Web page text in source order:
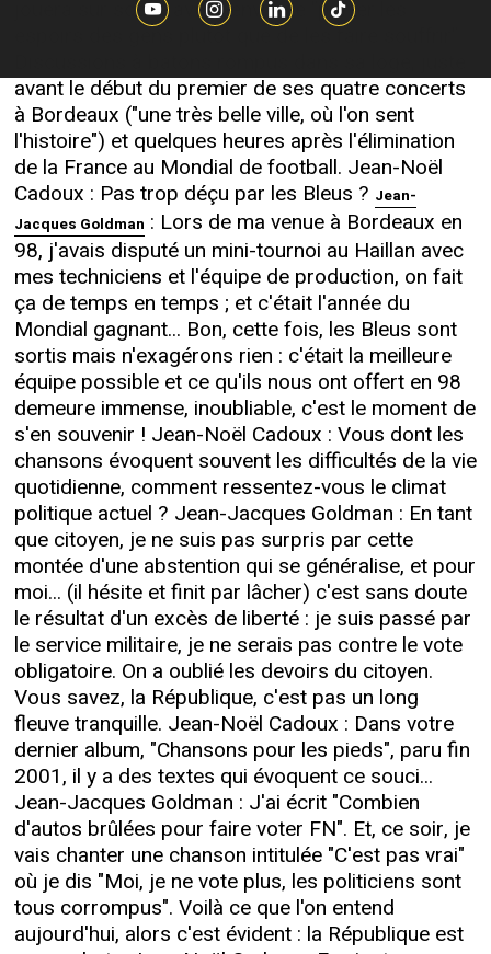
jouera sur scène avec l'envie de "porter les
espoirs des gens plutôt que de les faire souffrir".
avant le début du premier de ses quatre concerts
à Bordeaux ("une très belle ville, où l'on sent
l'histoire") et quelques heures après l'élimination
de la France au Mondial de football. Jean-Noël
Cadoux : Pas trop déçu par les Bleus ? Jean-
Jacques Goldman : Lors de ma venue à Bordeaux en
98, j'avais disputé un mini-tournoi au Haillan avec
mes techniciens et l'équipe de production, on fait
ça de temps en temps ; et c'était l'année du
Mondial gagnant... Bon, cette fois, les Bleus sont
sortis mais n'exagérons rien : c'était la meilleure
équipe possible et ce qu'ils nous ont offert en 98
demeure immense, inoubliable, c'est le moment de
s'en souvenir ! Jean-Noël Cadoux : Vous dont les
chansons évoquent souvent les difficultés de la vie
quotidienne, comment ressentez-vous le climat
politique actuel ? Jean-Jacques Goldman : En tant
que citoyen, je ne suis pas surpris par cette
montée d'une abstention qui se généralise, et pour
moi... (il hésite et finit par lâcher) c'est sans doute
le résultat d'un excès de liberté : je suis passé par
le service militaire, je ne serais pas contre le vote
obligatoire. On a oublié les devoirs du citoyen.
Vous savez, la République, c'est pas un long
fleuve tranquille. Jean-Noël Cadoux : Dans votre
dernier album, "Chansons pour les pieds", paru fin
2001, il y a des textes qui évoquent ce souci...
Jean-Jacques Goldman : J'ai écrit "Combien
d'autos brûlées pour faire voter FN". Et, ce soir, je
vais chanter une chanson intitulée "C'est pas vrai"
où je dis "Moi, je ne vote plus, les politiciens sont
tous corrompus". Voilà ce que l'on entend
aujourd'hui, alors c'est évident : la République est